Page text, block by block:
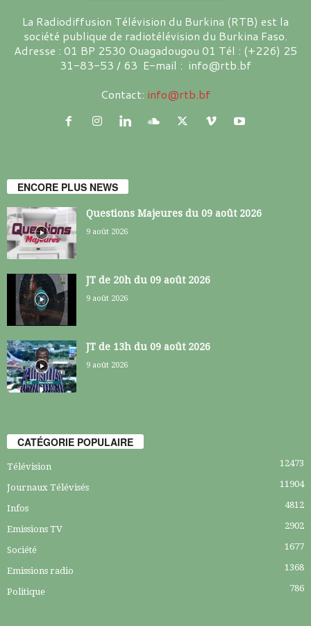
La Radiodiffusion Télévision du Burkina (RTB) est la
société publique de radiotélévision du Burkina Faso.
Adresse : 01 BP 2530 Ouagadougou 01 Tél : (+226) 25
31-83-53 / 63 E-mail : info@rtb.bf
Contact: info@rtb.bf
ENCORE PLUS NEWS
Questions Majeures du 09 août 2026
9 août 2026
JT de 20h du 09 août 2026
9 août 2026
JT de 13h du 09 août 2026
9 août 2026
CATÉGORIE POPULAIRE
Télévision 12473
Journaux Télévisés 11904
Infos 4812
Emissions TV 2902
Société 1677
Emissions radio 1368
Politique 786